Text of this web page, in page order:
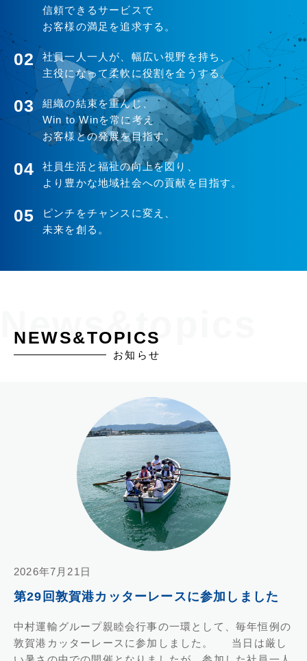
信頼できるサービスで
お客様の満足を追求する。
02
社員一人一人が、幅広い視野を持ち、
主役になって柔軟に役割を全うする。
03
組織の結束を重んじ、
Win to Winを常に考え
お客様との発展を目指す。
04
社員生活と福祉の向上を図り、
より豊かな地域社会への貢献を目指す。
05
ピンチをチャンスに変え、
未来を創る。
NEWS&TOPICS
お知らせ
2026年7月21日
第29回敦賀港カッターレースに参加しました
中村運輸グループ親睦会行事の一環として、毎年恒例の
敦賀港カッターレースに参加しました。 当日は厳し